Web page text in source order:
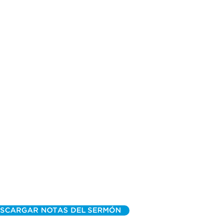
NOTAS DEL SERMÓN